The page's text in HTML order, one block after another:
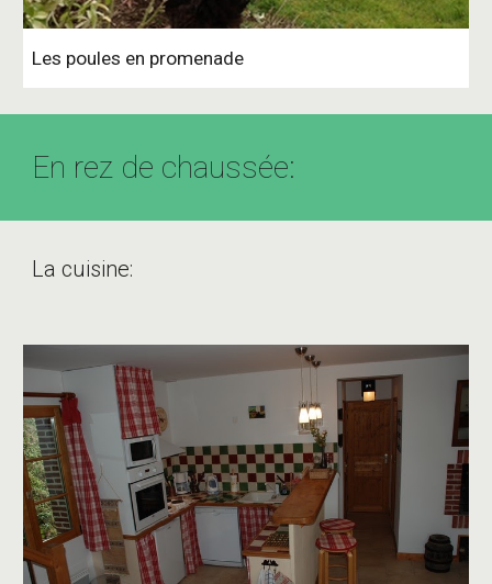
Les poules en promenade
En rez de chaussée:
La cuisine: